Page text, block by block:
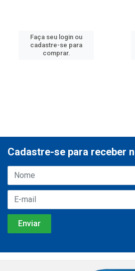
Faça seu login ou
cadastre-se para
comprar.
Cadastre-se para receber